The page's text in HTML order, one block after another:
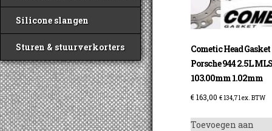
Silicone slangen
Sturen & stuurverkorters
Cometic Head Gasket
Porsche 944 2.5L
103.00mm 1.02mm
€163,00 € 134,71 ex. BTW
Toevoegen aan